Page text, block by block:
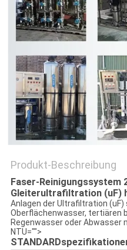
SITEMAP
PRIVACY
POLICY
Produkt-Beschreibung
Faser-Reinigungssystem
Gleiterultrafiltration (uF)
Anlagen der Ultrafiltration
Oberflächenwasser, tertiären
Regenwasser oder Abwasser
NTU="">